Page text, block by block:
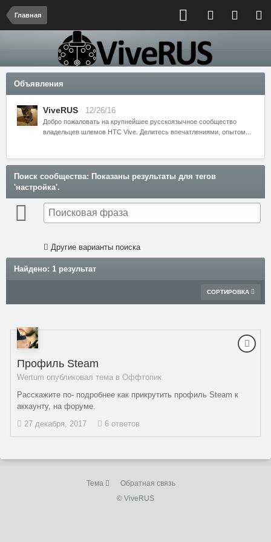
Главная
Объявления
ViveRUS 12/26/16
Добро пожаловать на крупнейшее русскоязычное сообщество
владельцев шлемов HTC Vive. Делитесь впечатлениями, опытом...
Поиск сообщества: Показаны результаты для тегов
'настройка'.
Другие варианты поиска
Найдено: 1 результат
СОРТИРОВКА
Профиль Steam
Wertum опубликовал тема в Оффтопик
Расскажите по- подробнее как прикрутить профиль Steam к
аккаунту, на форуме.
27 декабря, 2017
6 ответов
Тема
Обратная связь
© ViveRUS